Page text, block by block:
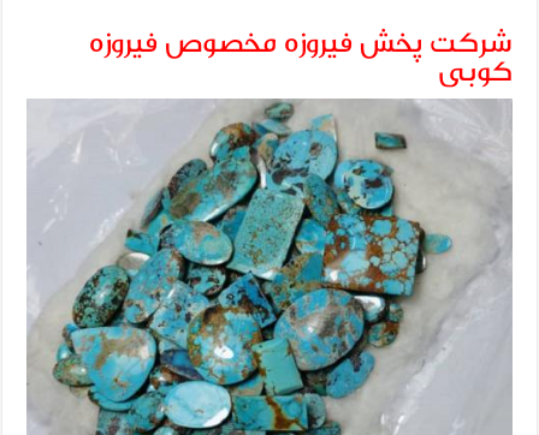
شرکت پخش فیروزه مخصوص فیروزه
کوبی